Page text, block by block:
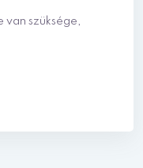
van szüksége,